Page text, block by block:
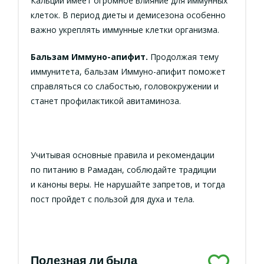
клеток. В период диеты и демисезона особенно
важно укреплять иммунные клетки организма.
Бальзам Иммуно-апифит. Продолжая тему
иммунитета, бальзам Иммуно-апифит поможет
справляться со слабостью, головокружении и
станет профилактикой авитаминоза.
Учитывая основные правила и рекомендации
по питанию в Рамадан, соблюдайте традиции
и каноны веры. Не нарушайте запретов, и тогда
пост пройдет с пользой для духа и тела.
Полезная ли была